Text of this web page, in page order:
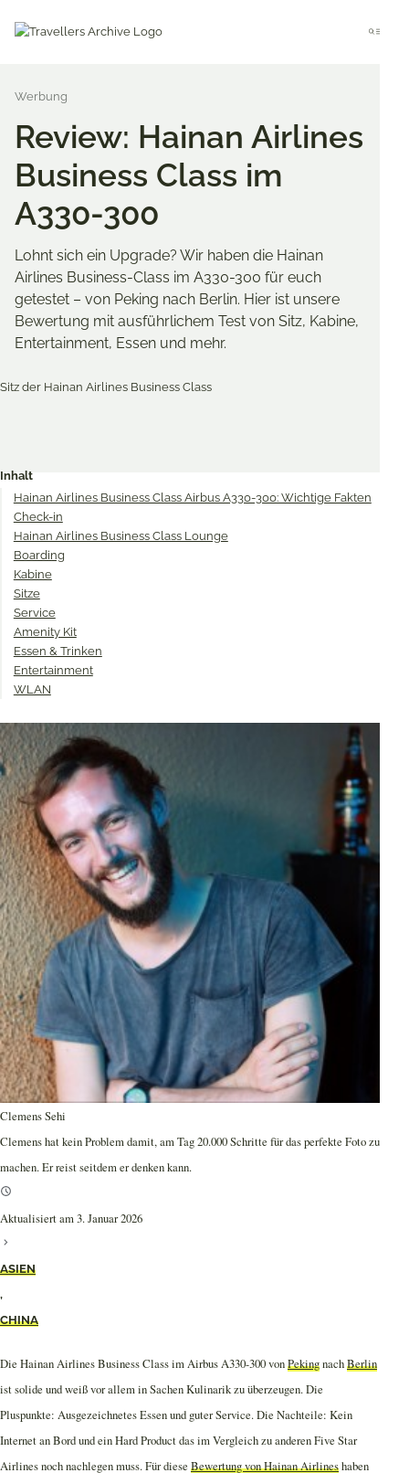
Menu
Review: Hainan Airlines
Business Class im
A330-300
Lohnt sich ein Upgrade? Wir haben die Hainan
Airlines Business-Class im A330-300 für euch
getestet – von Peking nach Berlin. Hier ist unsere
Bewertung mit ausführlichem Test von Sitz, Kabine,
Entertainment, Essen und mehr.
Twitter
Inhalt
Hainan Airlines Business Class Airbus A330-300: Wichtige Fakten
Check-in
Hainan Airlines Business Class Lounge
Boarding
Kabine
Sitze
Service
Amenity Kit
Essen & Trinken
Entertainment
WLAN
Clemens Sehi
Clemens hat kein Problem damit, am Tag 20.000 Schritte für das perfekte Foto zu
machen. Er reist seitdem er denken kann.
Aktualisiert am 3. Januar 2026
ASIEN
,
CHINA
Die Hainan Airlines Business Class im Airbus A330-300 vonPekingnachBerlin
ist solide und weiß vor allem in Sachen Kulinarik zu überzeugen. Die
Pluspunkte: Ausgezeichnetes Essen und guter Service. Die Nachteile: Kein
Internet an Bord und ein Hard Product das im Vergleich zu anderen Five Star
Airlines noch nachlegen muss. Für diese Bewertung von Hainan Airlineshaben